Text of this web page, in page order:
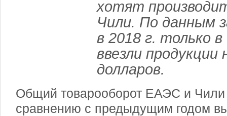
хотят
Чили. По данным
в 2018 г. только
ввезли продукции
долларов.
Общий товарооборот ЕАЭС и Чили
сравнению с предыдущим годом